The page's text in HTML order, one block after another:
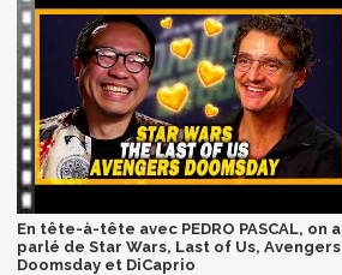
En tête-à-tête avec PEDRO PASCAL, on a
parlé de Star Wars, Last of Us, Avengers
Doomsday et DiCaprio